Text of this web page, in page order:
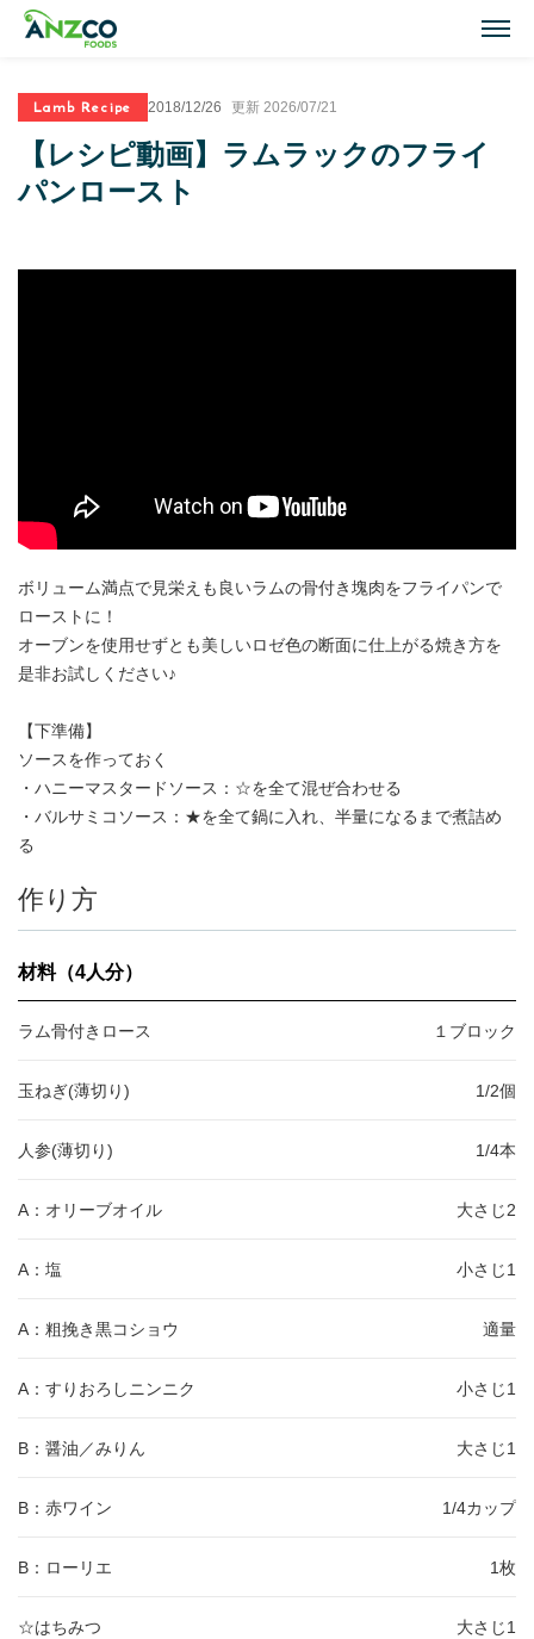
Lamb Recipes
ラム肉のおすすめレシピ
About ANZCO Foods
お問い合わせ
Lamb Recipe 2018/12/26 更新 2026/07/21
【レシピ動画】ラムラックのフライ
パンロースト
ボリューム満点で見栄えも良いラムの骨付き塊肉をフライパンで
ローストに！
オーブンを使用せずとも美しいロゼ色の断面に仕上がる焼き方を
是非お試しください♪
【下準備】
ソースを作っておく
・ハニーマスタードソース：☆を全て混ぜ合わせる
・バルサミコソース：★を全て鍋に入れ、半量になるまで煮詰め
る
作り方
材料（4人分）
ラム骨付きロース １ブロック
玉ねぎ(薄切り) 1/2個
人参(薄切り) 1/4本
A：オリーブオイル 大さじ2
A：塩 小さじ1
A：粗挽き黒コショウ 適量
A：すりおろしニンニク 小さじ1
B：醤油／みりん 大さじ1
B：赤ワイン 1/4カップ
B：ローリエ 1枚
☆はちみつ 大さじ1